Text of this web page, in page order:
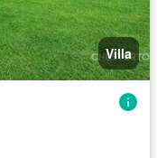
Villa